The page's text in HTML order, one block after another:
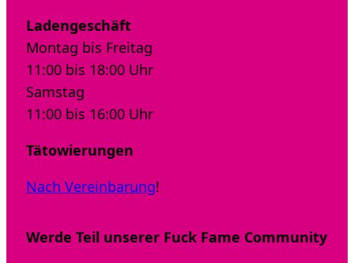
Ladengeschäft
Montag bis Freitag
11:00 bis 18:00 Uhr
Samstag
11:00 bis 16:00 Uhr
Tätowierungen
Nach Vereinbarung!
Werde Teil unserer Fuck Fame Community